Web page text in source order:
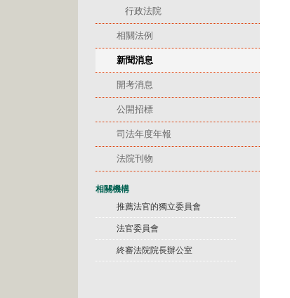
相關機構
推薦法官的獨立委員會
法官委員會
終審法院院長辦公室
行政法院
相關法例
新聞消息
開考消息
公開招標
司法年度年報
法院刊物